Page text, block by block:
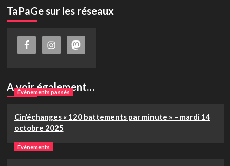
TaPaGe sur les réseaux
A voir également…
Événements passés
Cin’échanges « 120 battements par minute » – mardi 14
octobre 2025
Événements